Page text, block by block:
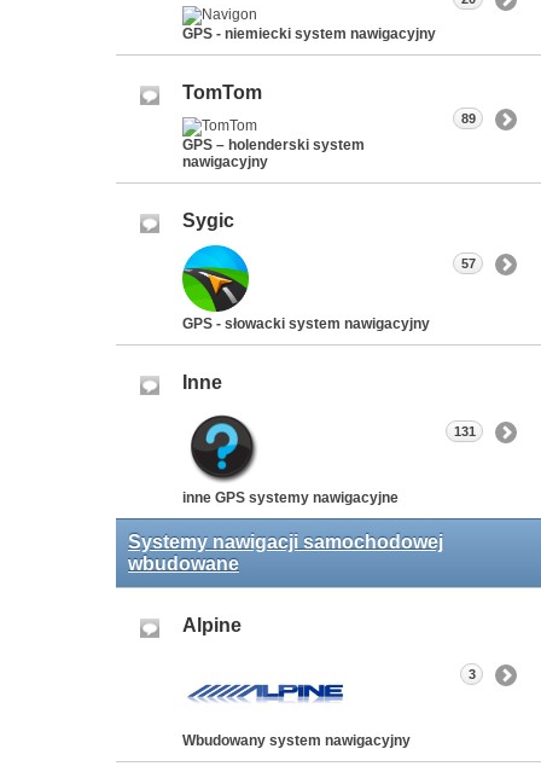
GPS - niemiecki system nawigacyjny
TomTom
GPS – holenderski system
nawigacyjny
89
Sygic
GPS - słowacki system nawigacyjny
57
Inne
inne GPS systemy nawigacyjne
131
Systemy nawigacji samochodowej
wbudowane
Alpine
Wbudowany system nawigacyjny
3